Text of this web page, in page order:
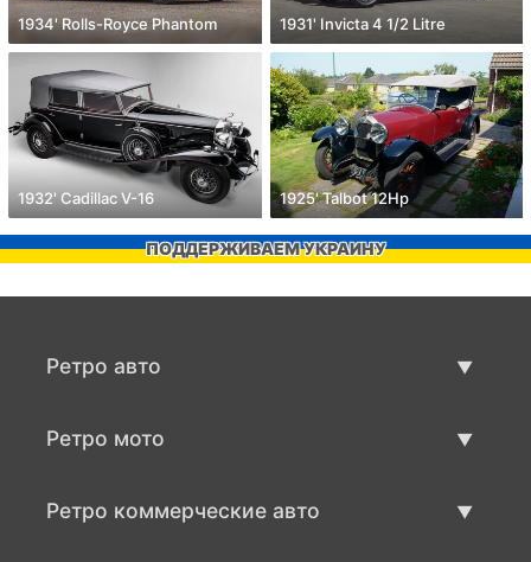
1934' Rolls-Royce Phantom 1931' Invicta 4 1/2 Litre
1932' Cadillac V-16 1925' Talbot 12Hp
ПОДДЕРЖИВАЕМ УКРАИНУ
Ретро авто
Ретро мото
Ретро коммерческие авто